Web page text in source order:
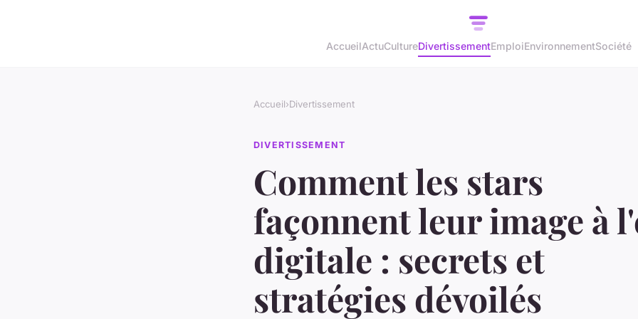
AccueilActuCultureDivertissementEmploiEnvironnementSociété
Accueil›Divertissement
DIVERTISSEMENT
Comment les stars
façonnent leur image à
digitale : secrets et
stratégies dévoilés